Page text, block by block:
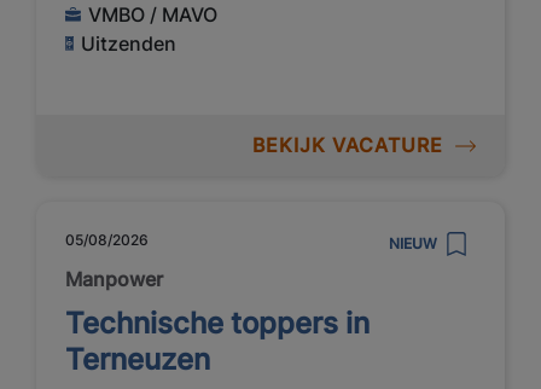
VMBO / MAVO
Uitzenden
BEKIJK VACATURE
05/08/2026 NIEUW
Manpower
Technische toppers in
Terneuzen